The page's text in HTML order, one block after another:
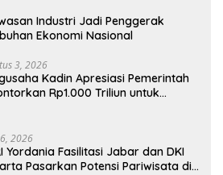
Industri Jadi Penggerak
Ekonomi Nasional
3, 2026
Kadin Apresiasi Pemerintah
Rp1.000 Triliun untuk
2026
Yordania Fasilitasi Jabar dan DKI
Pasarkan Potensi Pariwisata di